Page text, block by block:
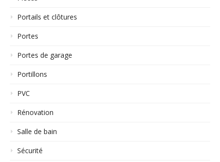
Portails et clôtures
Portes
Portes de garage
Portillons
PVC
Rénovation
Salle de bain
Sécurité